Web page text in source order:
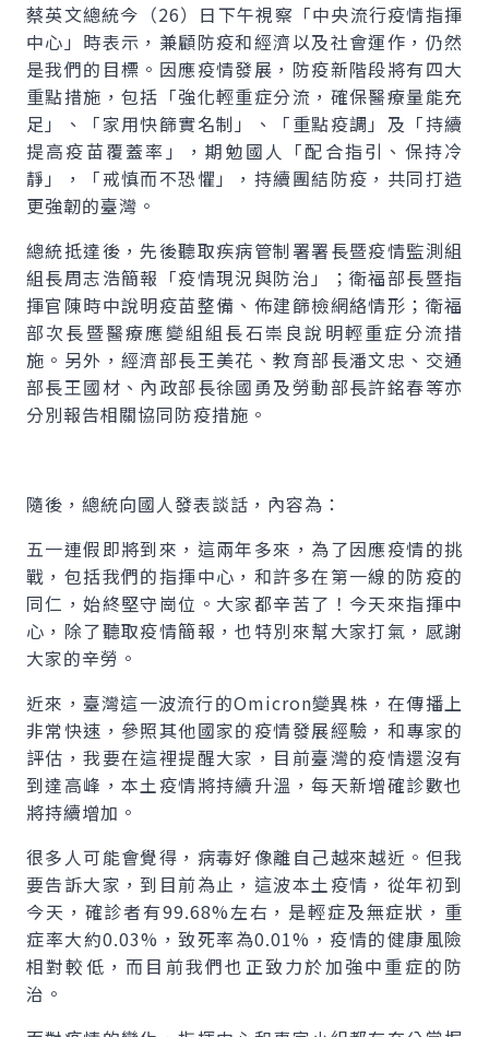
蔡英文總統今（26）日下午視察「中央流行疫情指揮
中心」時表示，兼顧防疫和經濟以及社會運作，仍然
是我們的目標。因應疫情發展，防疫新階段將有四大
重點措施，包括「強化輕重症分流，確保醫療量能充
足」、「家用快篩實名制」、「重點疫調」及「持續
提高疫苗覆蓋率」，期勉國人「配合指引、保持冷
靜」，「戒慎而不恐懼」，持續團結防疫，共同打造
更強韌的臺灣。
總統抵達後，先後聽取疾病管制署署長暨疫情監測組
組長周志浩簡報「疫情現況與防治」；衛福部長暨指
揮官陳時中說明疫苗整備、佈建篩檢網絡情形；衛福
部次長暨醫療應變組組長石崇良說明輕重症分流措
施。另外，經濟部長王美花、教育部長潘文忠、交通
部長王國材、內政部長徐國勇及勞動部長許銘春等亦
分別報告相關協同防疫措施。
隨後，總統向國人發表談話，內容為：
五一連假即將到來，這兩年多來，為了因應疫情的挑
戰，包括我們的指揮中心，和許多在第一線的防疫的
同仁，始終堅守崗位。大家都辛苦了！今天來指揮中
心，除了聽取疫情簡報，也特別來幫大家打氣，感謝
大家的辛勞。
近來，臺灣這一波流行的Omicron變異株，在傳播上
非常快速，參照其他國家的疫情發展經驗，和專家的
評估，我要在這裡提醒大家，目前臺灣的疫情還沒有
到達高峰，本土疫情將持續升溫，每天新增確診數也
將持續增加。
很多人可能會覺得，病毒好像離自己越來越近。但我
要告訴大家，到目前為止，這波本土疫情，從年初到
今天，確診者有99.68%左右，是輕症及無症狀，重
症率大約0.03%，致死率為0.01%，疫情的健康風險
相對較低，而目前我們也正致力於加強中重症的防
治。